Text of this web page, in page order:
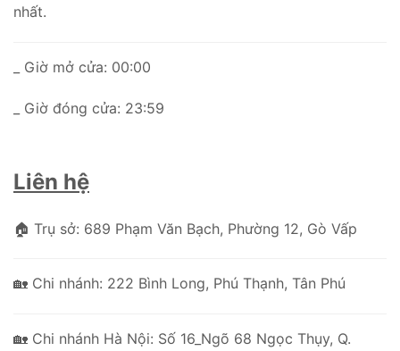
nhất.
_ Giờ mở cửa: 00:00
_ Giờ đóng cửa: 23:59
Liên hệ
🏠 Trụ sở: 689 Phạm Văn Bạch, Phường 12, Gò Vấp
🏡 Chi nhánh: 222 Bình Long, Phú Thạnh, Tân Phú
🏡 Chi nhánh Hà Nội: Số 16_Ngõ 68 Ngọc Thụy, Q.